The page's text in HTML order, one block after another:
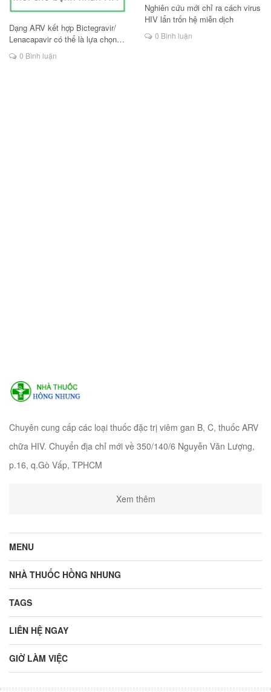
Dạng ARV kết hợp Bictegravir/
Lenacapavir có thể là lựa chọn
mới cho người HIV
0 Bình luận
Nghiên cứu mới chỉ ra cách virus
HIV lẩn trốn hệ miễn dịch
0 Bình luận
Chuyên cung cấp các loại thuốc đặc trị viêm gan B, C, thuốc ARV
chữa HIV. Chuyển địa chỉ mới về 350/140/6 Nguyễn Văn Lượng,
p.16, q.Gò Vấp, TPHCM
Xem thêm
MENU
NHÀ THUỐC HỒNG NHUNG
TAGS
LIÊN HỆ NGAY
GIỜ LÀM VIỆC